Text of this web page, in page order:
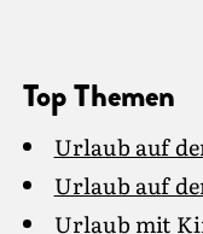
Top Themen
Urlaub auf
Urlaub auf
Urlaub mit